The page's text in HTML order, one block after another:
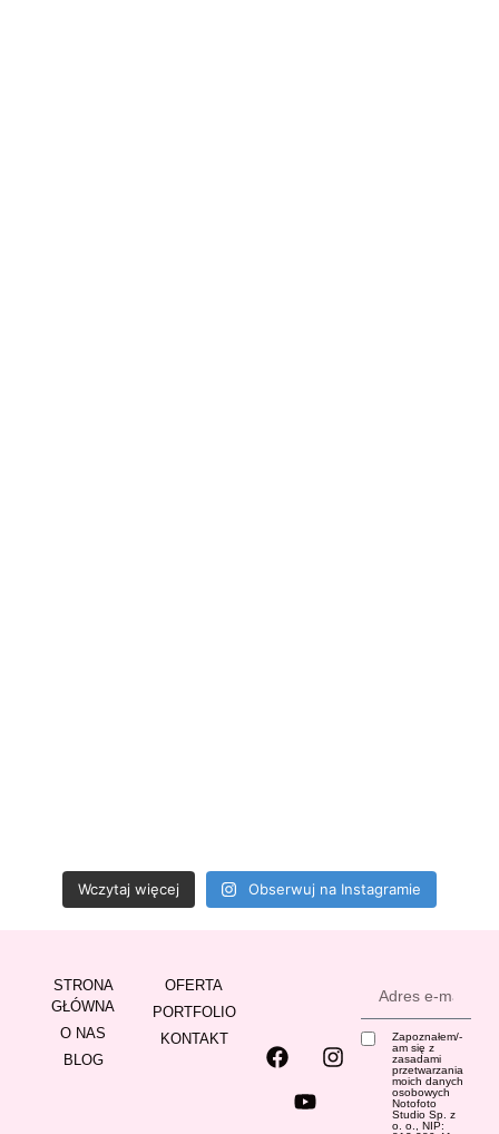
Wczytaj więcej Obserwuj na Instagramie
Zapoznałem/-
am się z
zasadami
przetwarzania
moich danych
osobowych
Notofoto
Studio Sp. z
o. o., NIP:
OFERTA
PORTFOLIO
KONTAKT
STRONA
GŁÓWNA
O NAS
BLOG